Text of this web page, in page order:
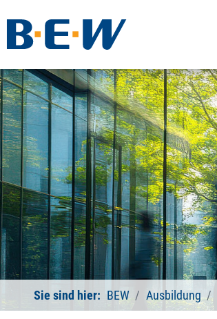
Sie sind hier: BEW Ausbildung